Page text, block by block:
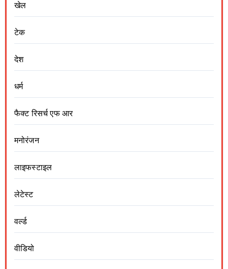
खेल
टेक
देश
धर्म
फैक्ट रिसर्च एफ आर
मनोरंजन
लाइफस्टाइल
लेटेस्ट
वर्ल्ड
वीडियो